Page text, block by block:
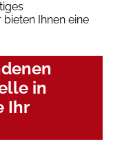
Ihnen eine
in
Ihr